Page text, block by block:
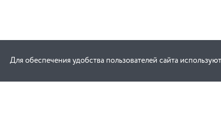
Для обеспечения удобства пользователей сайта